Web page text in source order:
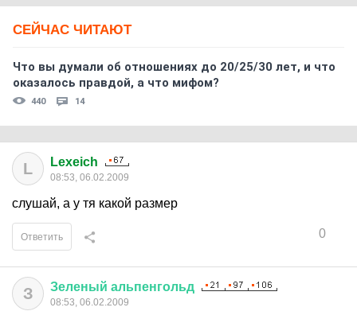
СЕЙЧАС ЧИТАЮТ
Что вы думали об отношениях до 20/25/30 лет, и что
оказалось правдой, а что мифом?
440 14
L Lexeich
08:53, 06.02.2009
слушай, а у тя какой размер
0
Ответить
З Зеленый альпенгольд
08:53, 06.02.2009